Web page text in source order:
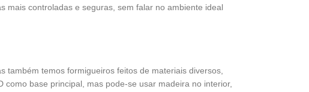
mais controladas e seguras, sem falar no ambiente ideal
também temos formigueiros feitos de materiais diversos,
base principal, mas pode-se usar madeira no interior,